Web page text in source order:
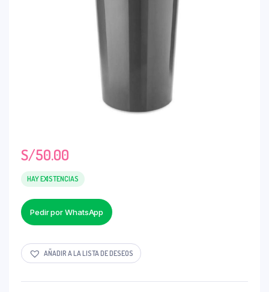
S/50.00
HAY EXISTENCIAS
Pedir por WhatsApp
AÑADIR A LA LISTA DE DESEOS